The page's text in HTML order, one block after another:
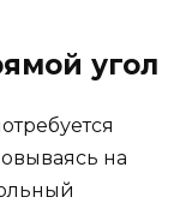
угол
на